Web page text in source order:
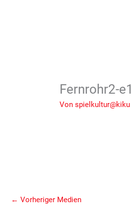
Fernrohr2-
Von
← Vorheriger Medien